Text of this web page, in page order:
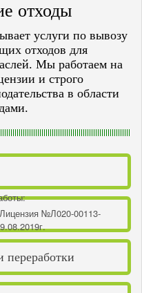
№Л020-00113-
отходы
услуги по вывозу
отходов для
Мы работаем на
и строго
в области